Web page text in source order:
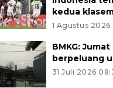
kedua
1 Agustus 2026
BMKG:
berpeluang
31 Juli 2026